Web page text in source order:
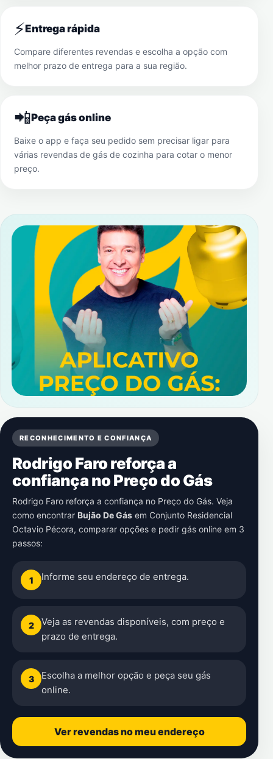
⚡Entrega rápida
Compare diferentes revendas e escolha a opção com
melhor prazo de entrega para a sua região.
📲Peça gás online
Baixe o app e faça seu pedido sem precisar ligar para
várias revendas de gás de cozinha para cotar o menor
preço.
RECONHECIMENTO E CONFIANÇA
Rodrigo Faro reforça a
confiança no Preço do Gás
Rodrigo Faro reforça a confiança no Preço do Gás. Veja
como encontrar Bujão De Gás em Conjunto Residencial
Octavio Pécora, comparar opções e pedir gás online em 3
passos:
1 Informe seu endereço de entrega.
2
Veja as revendas disponíveis, com preço e
prazo de entrega.
3
Escolha a melhor opção e peça seu gás
online.
Ver revendas no meu endereço